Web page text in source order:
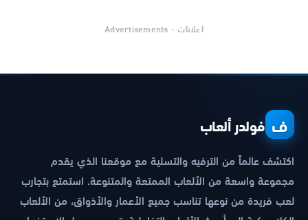
اعلانات - Advertisements
ف فولدر ألعاب
اكتشف عالماً من الترفيه والتسلية مع موقعنا الذي يقدم
مجموعة واسعة من الألعاب الممتعة والمتنوعة. استمتع بتجارب
لعب فريدة من نوعها تناسب جميع الأعمار والأذواق، من الألعاب